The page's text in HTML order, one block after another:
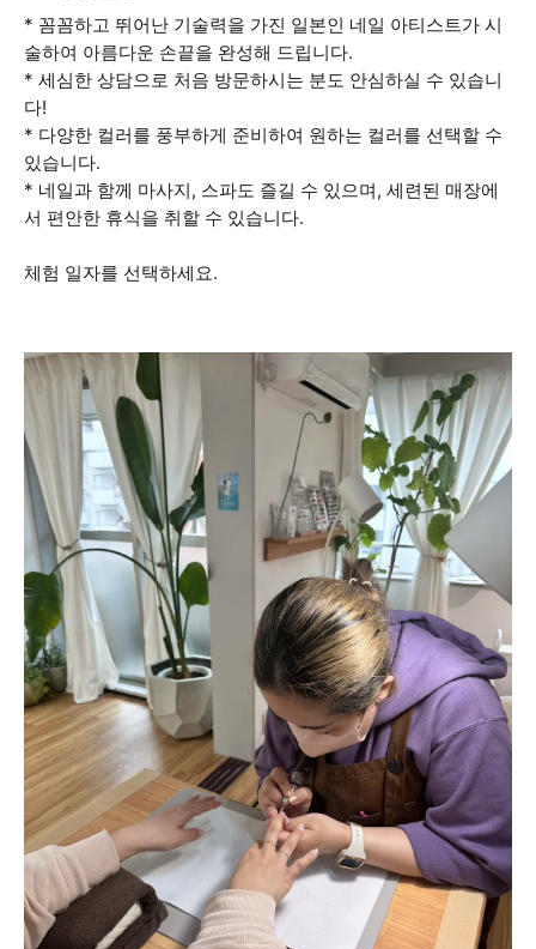
* 꼼꼼하고 뛰어난 기술력을 가진 일본인 네일 아티스트가 시
술하여 아름다운 손끝을 완성해 드립니다.
* 세심한 상담으로 처음 방문하시는 분도 안심하실 수 있습니
다!
* 다양한 컬러를 풍부하게 준비하여 원하는 컬러를 선택할 수
있습니다.
* 네일과 함께 마사지, 스파도 즐길 수 있으며, 세련된 매장에
서 편안한 휴식을 취할 수 있습니다.
체험 일자를 선택하세요.